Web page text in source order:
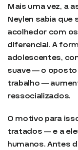
Mais uma vez, a
Neylen sabia
acolhedor com
diferencial. A
adolescentes,
suave — o
trabalho —
ressocializados.
O motivo para
tratados — e a
humanos. Antes